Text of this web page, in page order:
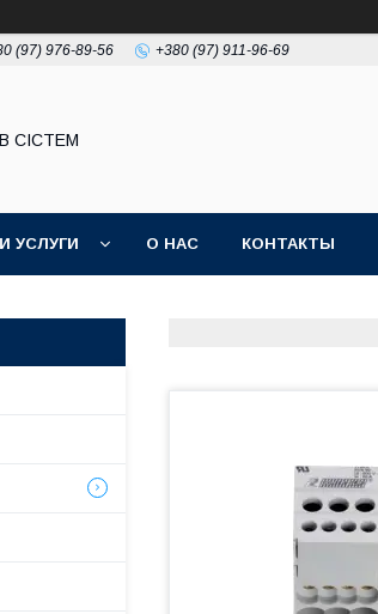
(97) 976-89-56 +380 (97) 911-96-69
СІСТЕМ
УСЛУГИ О НАС КОНТАКТЫ